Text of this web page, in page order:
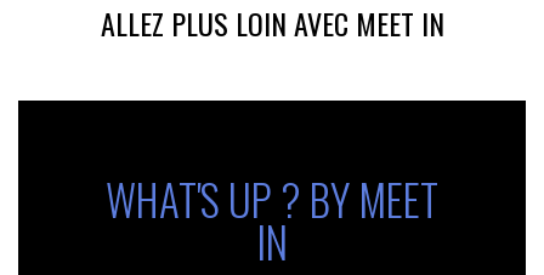
ALLEZ PLUS LOIN AVEC MEET IN
WHAT'S UP ? BY MEET
IN